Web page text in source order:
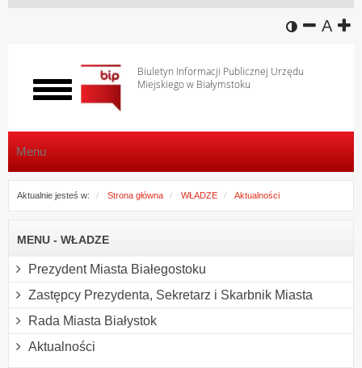
wersja
A
Biuletyn Informacji Publicznej Urzędu
Miejskiego w Białymstoku
Włącz
menu
Menu
Aktualnie jesteś w: Strona główna WŁADZE Aktualności
MENU - WŁADZE
Prezydent Miasta Białegostoku
Zastępcy Prezydenta, Sekretarz i Skarbnik Miasta
Rada Miasta Białystok
Aktualności